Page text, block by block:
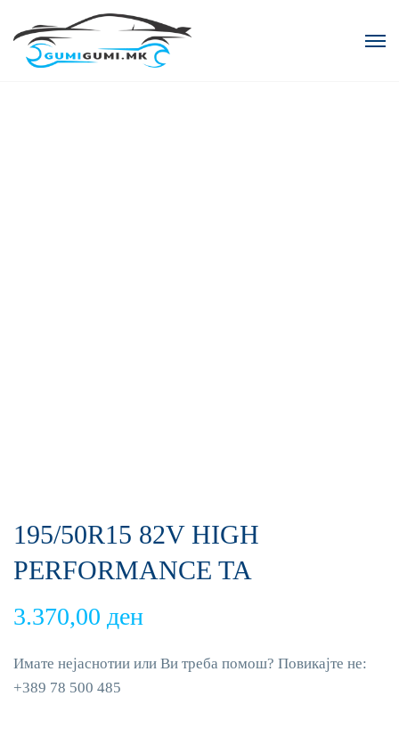
195/50R15 82V HIGH
PERFORMANCE TA
3.370,00 ден
Имате нејаснотии или Ви треба помош? Повикајте не:
+389 78 500 485